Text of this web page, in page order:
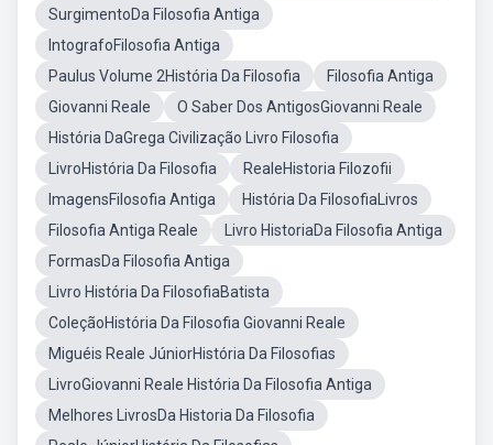
SurgimentoDa Filosofia Antiga
IntografoFilosofia Antiga
Paulus Volume 2História Da Filosofia
Filosofia Antiga
Giovanni Reale
O Saber Dos AntigosGiovanni Reale
História DaGrega Civilização Livro Filosofia
LivroHistória Da Filosofia
RealeHistoria Filozofii
ImagensFilosofia Antiga
História Da FilosofiaLivros
Filosofia Antiga Reale
Livro HistoriaDa Filosofia Antiga
FormasDa Filosofia Antiga
Livro História Da FilosofiaBatista
ColeçãoHistória Da Filosofia Giovanni Reale
Miguéis Reale JúniorHistória Da Filosofias
LivroGiovanni Reale História Da Filosofia Antiga
Melhores LivrosDa Historia Da Filosofia